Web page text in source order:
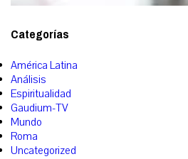
Categorías
América Latina
Análisis
Espiritualidad
Gaudium-TV
Mundo
Roma
Uncategorized